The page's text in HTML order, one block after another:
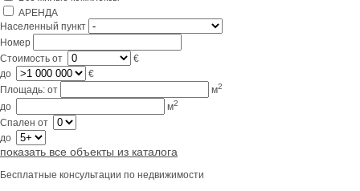
Lifestyle
Контакты
АРЕНДА
Населенный пункт
Номер
Стоимость от
€
до
€
Площадь: от м2
до м2
Спален от
до
показать все объекты из каталога
Бесплатные консультации по недвижимости